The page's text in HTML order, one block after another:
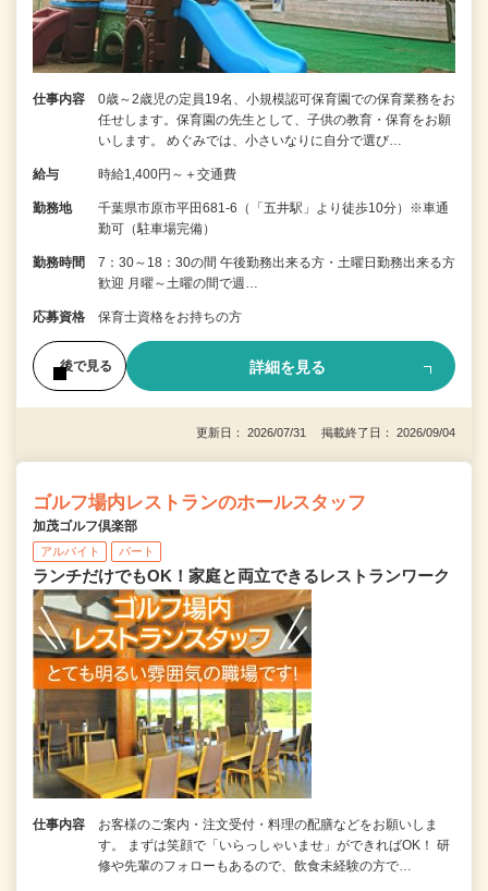
仕事内容
0歳～2歳児の定員19名、小規模認可保育園での保育業務をお
任せします。保育園の先生として、子供の教育・保育をお願
いします。 めぐみでは、小さいなりに自分で選び…
給与 時給1,400円～＋交通費
勤務地
千葉県市原市平田681-6（「五井駅」より徒歩10分）※車通
勤可（駐車場完備）
勤務時間
7：30～18：30の間 午後勤務出来る方・土曜日勤務出来る方
歓迎 月曜～土曜の間で週…
応募資格 保育士資格をお持ちの方
後で見る 詳細を見る
更新日： 2026/07/31 掲載終了日： 2026/09/04
ゴルフ場内レストランのホールスタッフ
加茂ゴルフ倶楽部
アルバイト パート
ランチだけでもOK！家庭と両立できるレストランワーク
仕事内容
お客様のご案内・注文受付・料理の配膳などをお願いしま
す。 まずは笑顔で「いらっしゃいませ」ができればOK！ 研
修や先輩のフォローもあるので、飲食未経験の方で…